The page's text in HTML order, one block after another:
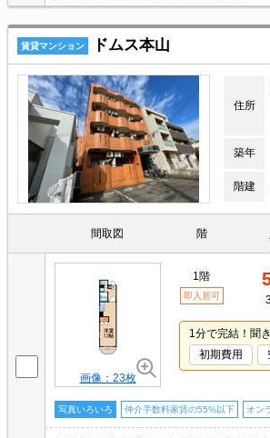
賃貸マンション ドムス本山
住所
築年
階建
間取図 階
画像：23枚
1階
即入居可
1分で完結！聞
初期費用
写真いろいろ 仲介手数料家賃の55%以下 オン